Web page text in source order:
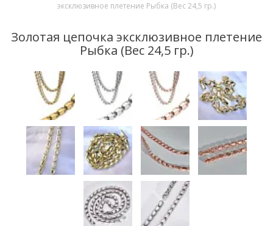
эксклюзивное плетение Рыбка (Вес 24,5 гр.)
Золотая цепочка эксклюзивное плетение
Рыбка (Вес 24,5 гр.)